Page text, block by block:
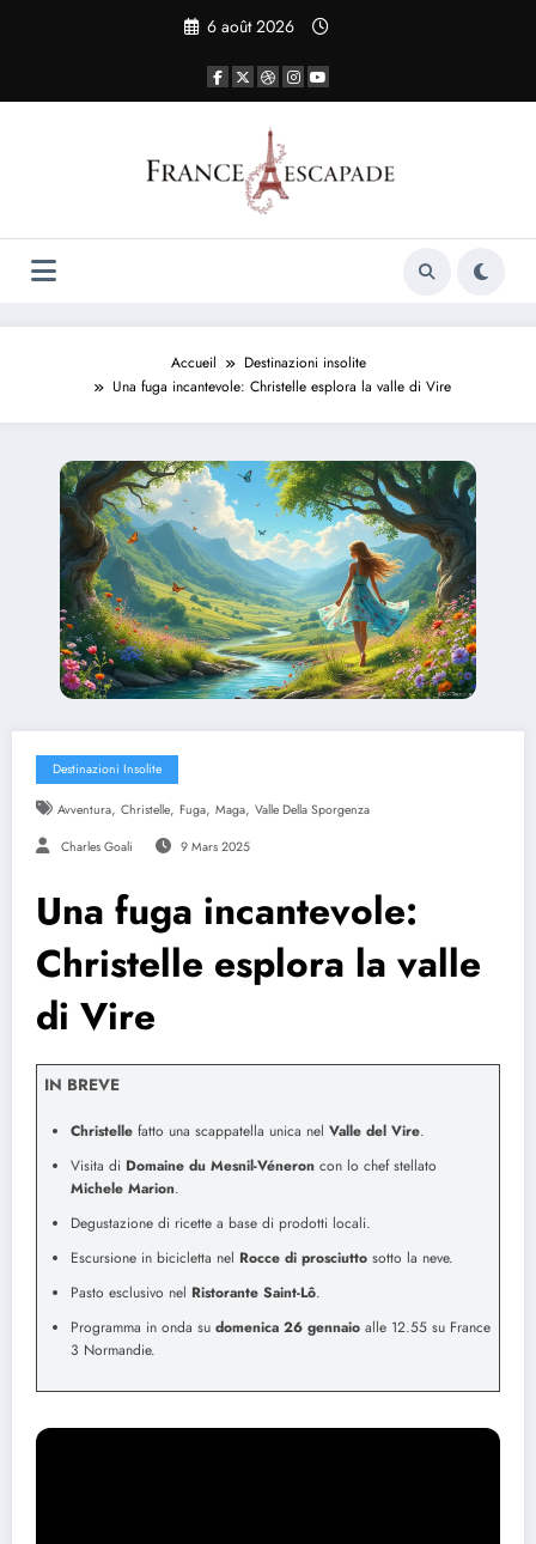
6 août 2026
Accueil
Destinazioni insolite
Una fuga incantevole: Christelle esplora la valle di Vire
Destinazioni Insolite
Avventura, Christelle, Fuga, Maga, Valle Della Sporgenza
Charles Goali 9 Mars 2025
Una fuga incantevole:
Christelle esplora la valle
di Vire
IN BREVE
Christelle fatto una scappatella unica nel Valle del Vire.
Visita di Domaine du Mesnil-Véneron con lo chef stellato
Michele Marion.
Degustazione di ricette a base di prodotti locali.
Escursione in bicicletta nel Rocce di prosciutto sotto la neve.
Pasto esclusivo nel Ristorante Saint-Lô.
Programma in onda su domenica 26 gennaio alle 12.55 su France
3 Normandie.